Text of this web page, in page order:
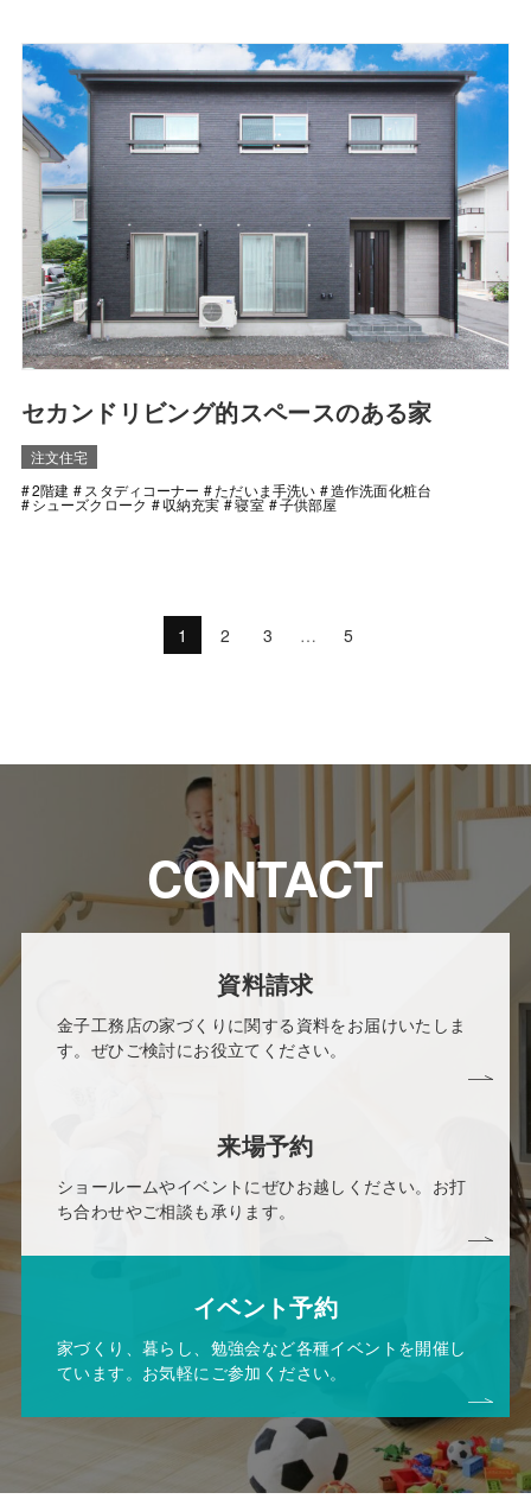
セカンドリビング的スペースのある家
注文住宅
2階建
スタディコーナー ただいま手洗い 造作洗面化粧台
シューズクローク 収納充実 寝室 子供部屋
1 2 3 … 5
CONTACT
資料請求
金子工務店の家づくりに関する資料をお届けいたしま
す。ぜひご検討にお役立てください。
来場予約
ショールームやイベントにぜひお越しください。お打
ち合わせやご相談も承ります。
イベント予約
家づくり、暮らし、勉強会など各種イベントを開催し
ています。お気軽にご参加ください。